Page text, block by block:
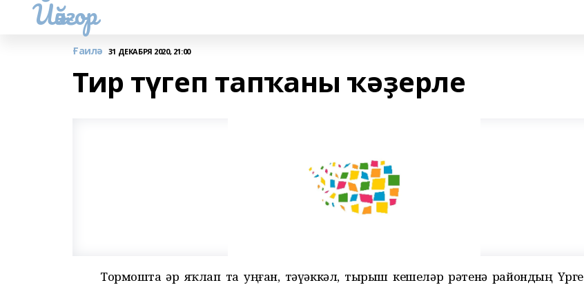
Йәйғор
Ғаилә 31 ДЕКАБРЯ 2020, 21:00
Тир түгеп тапҡаны ҡәҙерле
Тормошта һәр яҡлап та уңған, тәүәккәл, тырыш кешеләр рәтенә райондың Үрге